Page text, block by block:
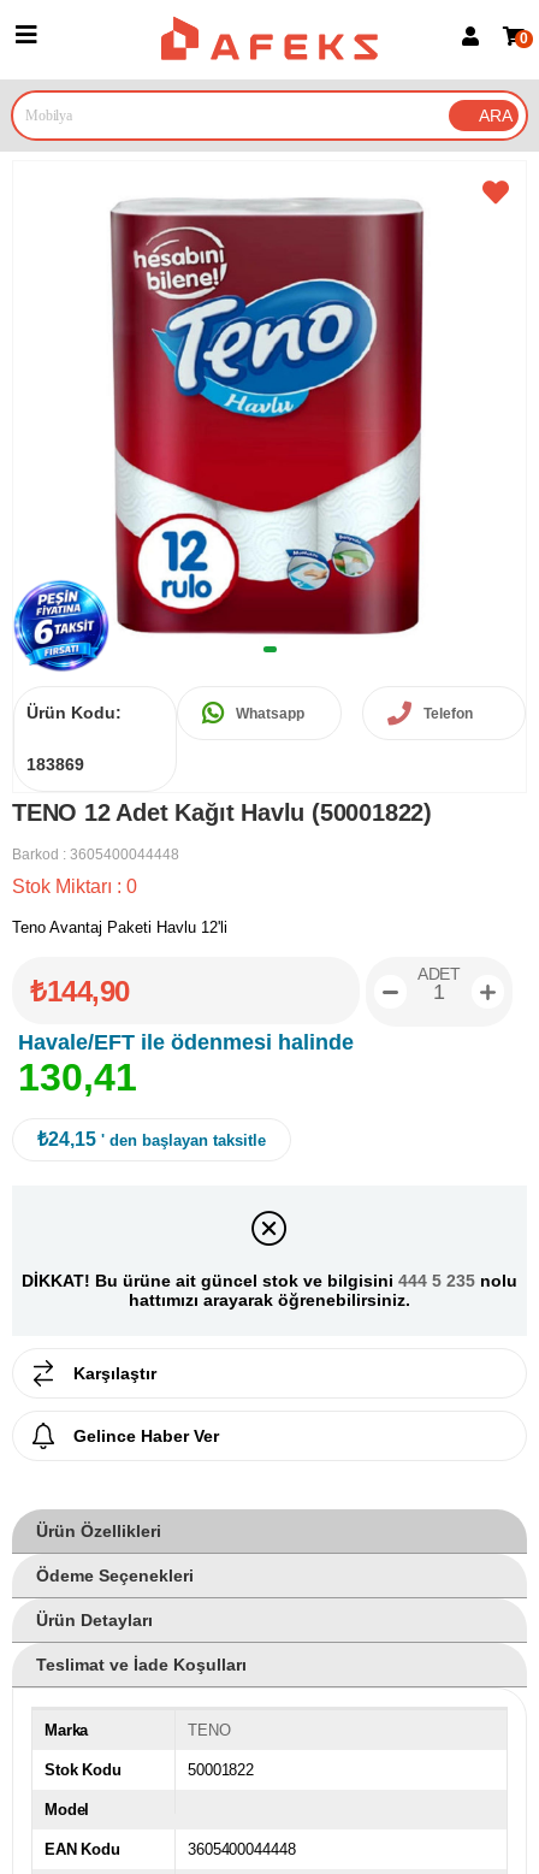
Google İle Bağlan
0
Ürün Kodu:
183869
Whatsapp Telefon
TENO 12 Adet Kağıt Havlu (50001822)
Barkod : 3605400044448
Stok Miktarı : 0
Teno Avantaj Paketi Havlu 12'li
₺144,90
Havale/EFT ile ödenmesi halinde
130,41
ADET
₺24,15 ' den başlayan taksitle
DİKKAT! Bu ürüne ait güncel stok ve bilgisini 444 5 235 nolu
hattımızı arayarak öğrenebilirsiniz.
Karşılaştır
Gelince Haber Ver
Ürün Özellikleri
Ödeme Seçenekleri
Ürün Detayları
Teslimat ve İade Koşulları
Marka TENO
Stok Kodu 50001822
Model
EAN Kodu 3605400044448